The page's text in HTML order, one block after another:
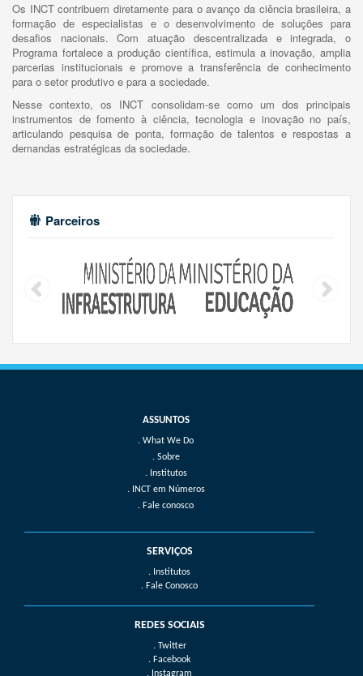
Os INCT contribuem diretamente para o avanço da ciência brasileira, a
formação de especialistas e o desenvolvimento de soluções para
desafios nacionais. Com atuação descentralizada e integrada, o
Programa fortalece a produção científica, estimula a inovação, amplia
parcerias institucionais e promove a transferência de conhecimento
para o setor produtivo e para a sociedade.
Nesse contexto, os INCT consolidam-se como um dos principais
instrumentos de fomento à ciência, tecnologia e inovação no país,
articulando pesquisa de ponta, formação de talentos e respostas a
demandas estratégicas da sociedade.
Parceiros
What We Do
Sobre
Institutos
INCT em Números
Fale conosco
SERVIÇOS
. Institutos
. Fale Conosco
REDES SOCIAIS
. Twitter
. Facebook
. Instagram